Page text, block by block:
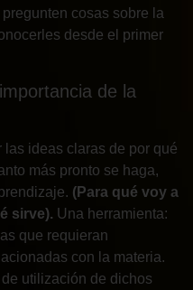
cosas sobre la
desde el primer
de la
las ideas claras de por qué
más pronto se haga,
(Para qué voy a
sirve). Una herramienta:
que requieran
con la materia.
utilización de dichos